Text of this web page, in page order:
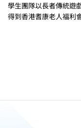
學生團隊以長者傳統遊
得到香港耆康老人福利